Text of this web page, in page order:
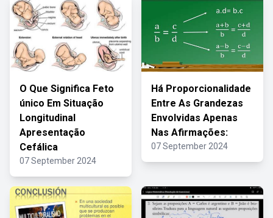
O Que Significa Feto
único Em Situação
Longitudinal
Apresentação
Cefálica
07 September 2024
Há Proporcionalidade
Entre As Grandezas
Envolvidas Apenas
Nas Afirmações:
07 September 2024